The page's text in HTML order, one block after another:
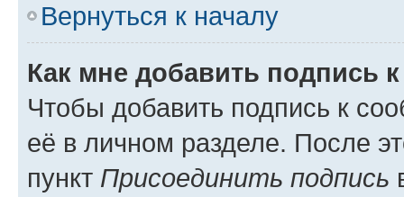
Вернуться к началу
Как мне добавить подпись
Чтобы добавить подпись к
её в личном разделе. После
пункт Присоединить подпись